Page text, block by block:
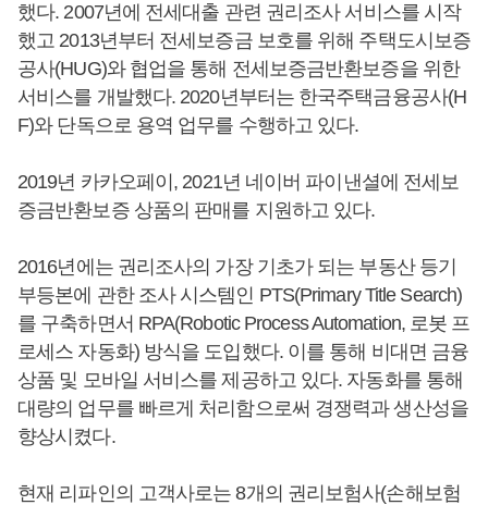
했다. 2007년에 전세대출 관련 권리조사 서비스를 시작
했고 2013년부터 전세보증금 보호를 위해 주택도시보증
공사(HUG)와 협업을 통해 전세보증금반환보증을 위한
서비스를 개발했다. 2020년부터는 한국주택금융공사(H
F)와 단독으로 용역 업무를 수행하고 있다.
2019년 카카오페이, 2021년 네이버 파이낸셜에 전세보
증금반환보증 상품의 판매를 지원하고 있다.
2016년에는 권리조사의 가장 기초가 되는 부동산 등기
부등본에 관한 조사 시스템인 PTS(Primary Title Search)
를 구축하면서 RPA(Robotic Process Automation, 로봇 프
로세스 자동화) 방식을 도입했다. 이를 통해 비대면 금융
상품 및 모바일 서비스를 제공하고 있다. 자동화를 통해
대량의 업무를 빠르게 처리함으로써 경쟁력과 생산성을
향상시켰다.
현재 리파인의 고객사로는 8개의 권리보험사(손해보험